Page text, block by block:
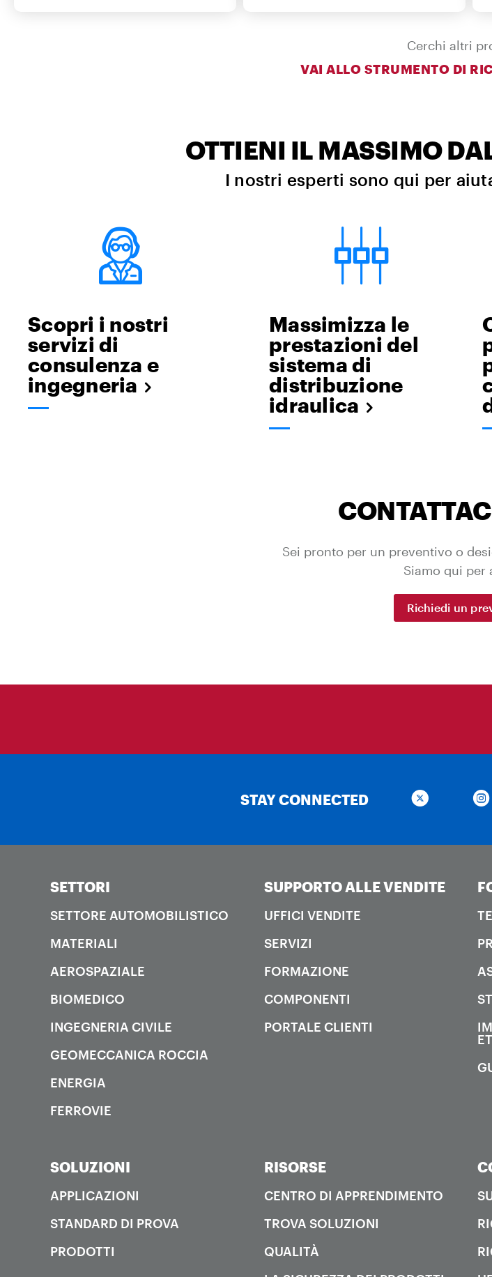
Cerchi altri
VAI ALLO STRUMENTO DI
OTTIENI IL MASSIMO
I nostri esperti sono qui per
Scopri i nostri
servizi di
consulenza e
ingegneria
Massimizza le
prestazioni del
sistema di
distribuzione
idraulica
Sei pronto per un preventivo o
Siamo qui per
Richiedi un
STAY CONNECTED
SETTORI
SETTORE AUTOMOBILISTICO
MATERIALI
AEROSPAZIALE
BIOMEDICO
INGEGNERIA CIVILE
GEOMECCANICA ROCCIA
ENERGIA
FERROVIE
SUPPORTO ALLE VENDITE
UFFICI VENDITE
SERVIZI
FORMAZIONE
COMPONENTI
PORTALE CLIENTI
SOLUZIONI
APPLICAZIONI
STANDARD DI PROVA
PRODOTTI
RISORSE
CENTRO DI APPRENDIMENTO
TROVA SOLUZIONI
QUALITÀ